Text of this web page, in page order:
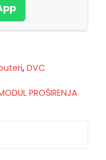
, DVC
PROŠIRENJA